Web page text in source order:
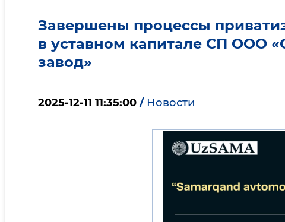
Завершены процессы
в уставном капитале СП ООО
завод»
2025-12-11 11:35:00 / Новости